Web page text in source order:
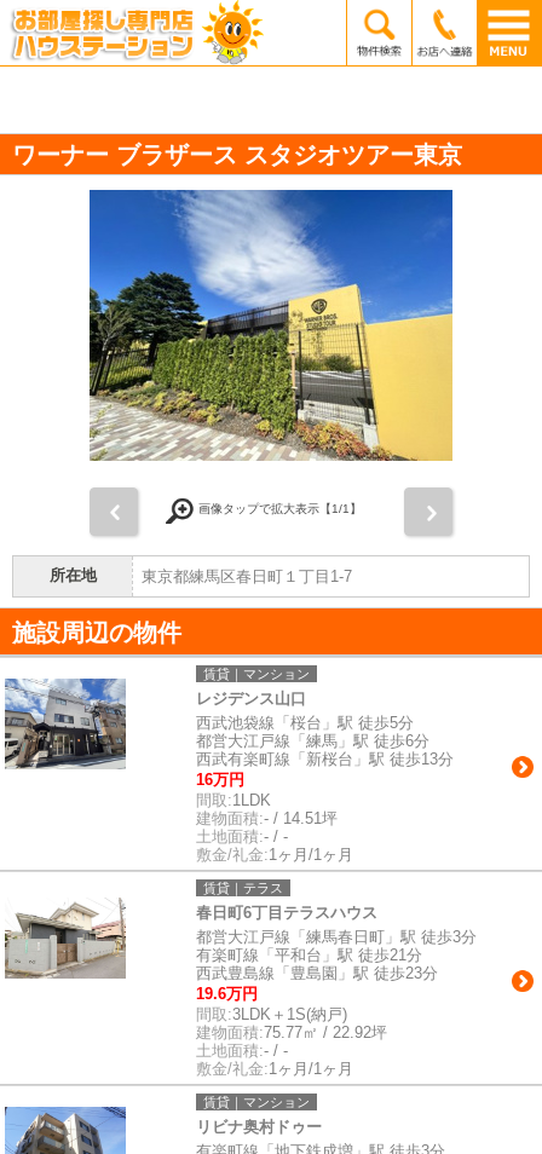
ワーナー ブラザース スタジオツアー東京
画像タップで拡大表示【1/1】
所在地 東京都練馬区春日町１丁目1-7
施設周辺の物件
賃貸｜マンション
レジデンス山口
西武池袋線「桜台」駅 徒歩5分
都営大江戸線「練馬」駅 徒歩6分
西武有楽町線「新桜台」駅 徒歩13分
16万円
間取:1LDK
建物面積:- / 14.51坪
土地面積:- / -
敷金/礼金:1ヶ月/1ヶ月
賃貸｜テラス
春日町6丁目テラスハウス
都営大江戸線「練馬春日町」駅 徒歩3分
有楽町線「平和台」駅 徒歩21分
西武豊島線「豊島園」駅 徒歩23分
19.6万円
間取:3LDK＋1S(納戸)
建物面積:75.77㎡ / 22.92坪
土地面積:- / -
敷金/礼金:1ヶ月/1ヶ月
賃貸｜マンション
リビナ奥村ドゥー